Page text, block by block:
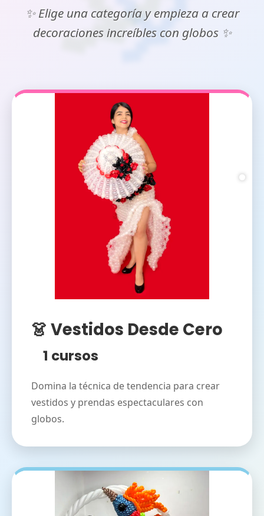
✨ Elige una categoría y empieza a crear
decoraciones increíbles con globos ✨
👗 Vestidos Desde Cero
1 cursos
Domina la técnica de tendencia para crear
vestidos y prendas espectaculares con
globos.